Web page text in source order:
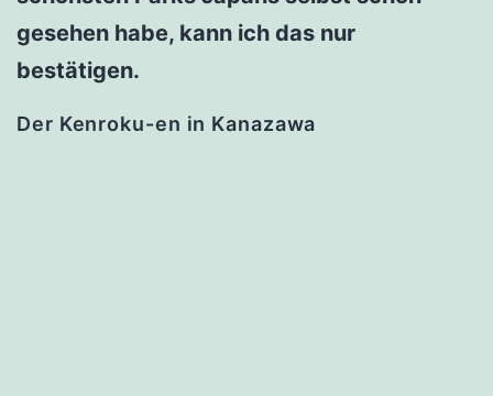
gesehen habe, kann ich das nur
bestätigen.
Der Kenroku-en in Kanazawa